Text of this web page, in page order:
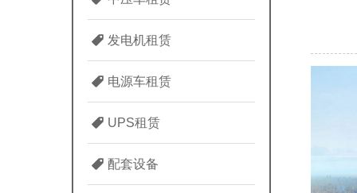
发电机租赁
电源车租赁
UPS租赁
配套设备